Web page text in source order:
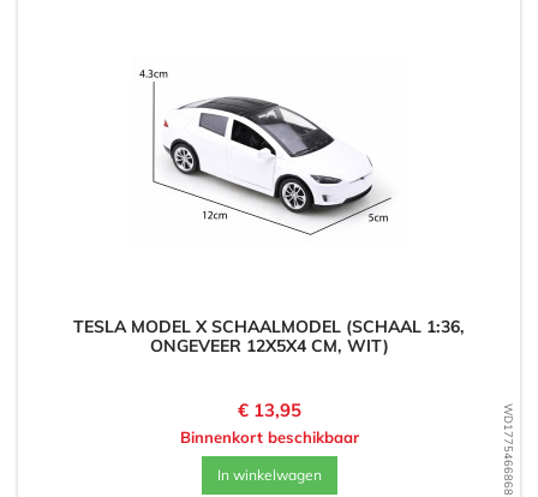
WD1775466868
TESLA MODEL X SCHAALMODEL (SCHAAL 1:36,
ONGEVEER 12X5X4 CM, WIT)
Prijs
€ 13,95
Binnenkort beschikbaar
In winkelwagen